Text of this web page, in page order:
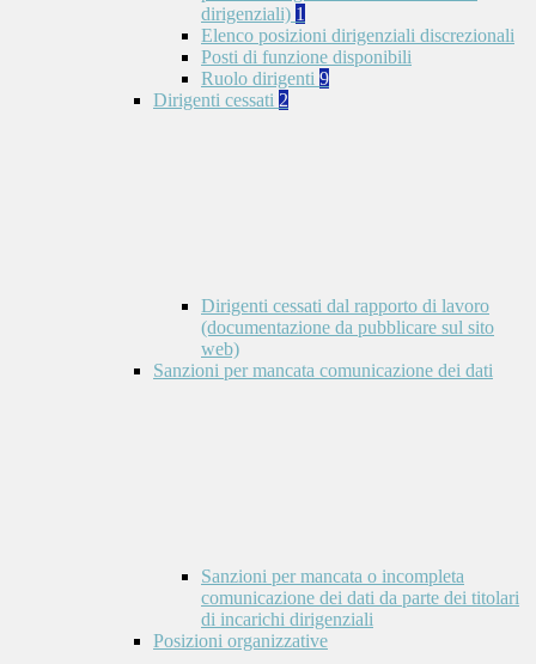
dirigenziali) 1
Elenco posizioni dirigenziali discrezionali
Posti di funzione disponibili
Ruolo dirigenti 9
Dirigenti cessati 2
Dirigenti cessati dal rapporto di lavoro
(documentazione da pubblicare sul sito
web)
Sanzioni per mancata comunicazione dei dati
Sanzioni per mancata o incompleta
comunicazione dei dati da parte dei titolari
di incarichi dirigenziali
Posizioni organizzative